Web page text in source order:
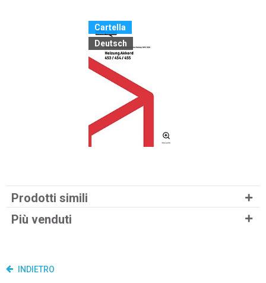
Cartella
Deutsch
Prodotti simili
Più venduti
INDIETRO